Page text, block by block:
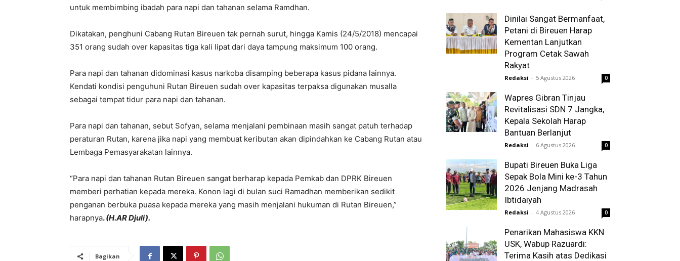
untuk membimbing ibadah para napi dan tahanan selama Ramdhan.
Dikatakan, penghuni Cabang Rutan Bireuen tak pernah surut, hingga Kamis (24/5/2018) mencapai
351 orang sudah over kapasitas tiga kali lipat dari daya tampung maksimum 100 orang.
Para napi dan tahanan didominasi kasus narkoba disamping beberapa kasus pidana lainnya.
Kendati kondisi penguhuni Rutan Bireuen sudah over kapasitas terpaksa digunakan musalla
sebagai tempat tidur para napi dan tahanan.
Para napi dan tahanan, sebut Sofyan, selama menjalani pembinaan masih sangat patuh terhadap
peraturan Rutan, karena jika napi yang membuat keributan akan dipindahkan ke Cabang Rutan atau
Lembaga Pemasyarakatan lainnya.
“Para napi dan tahanan Rutan Bireuen sangat berharap kepada Pemkab dan DPRK Bireuen
memberi perhatian kepada mereka. Konon lagi di bulan suci Ramadhan memberikan sedikit
penganan berbuka puasa kepada mereka yang masih menjalani hukuman di Rutan Bireuen,”
harapnya.(H.AR Djuli).
Bagikan
Dinilai Sangat Bermanfaat,
Petani di Bireuen Harap
Kementan Lanjutkan
Program Cetak Sawah
Rakyat
Redaksi - 5 Agustus 2026 0
Wapres Gibran Tinjau
Revitalisasi SDN 7 Jangka,
Kepala Sekolah Harap
Bantuan Berlanjut
Redaksi - 6 Agustus 2026 0
Bupati Bireuen Buka Liga
Sepak Bola Mini ke-3 Tahun
2026 Jenjang Madrasah
Ibtidaiyah
Redaksi - 4 Agustus 2026 0
Penarikan Mahasiswa KKN
USK, Wabup Razuardi:
Terima Kasih atas Dedikasi